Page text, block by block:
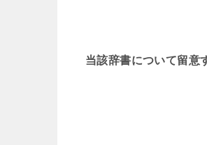
当該辞書について留意